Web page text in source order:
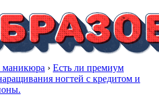
маникюра › Есть ли премиум
ногтей с кредитом и